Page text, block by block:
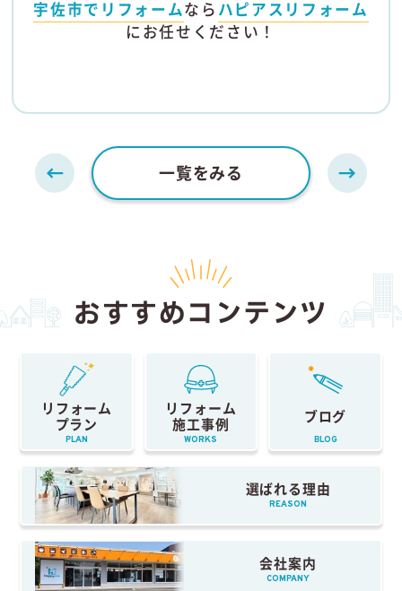
宇佐市でリフォームなら ハピアスリフォーム
にお任せください！
一覧をみる
おすすめコンテンツ
リフォーム
プラン
PLAN
リフォーム
施工事例
WORKS
ブログ
BLOG
選ばれる理由
REASON
会社案内
COMPANY